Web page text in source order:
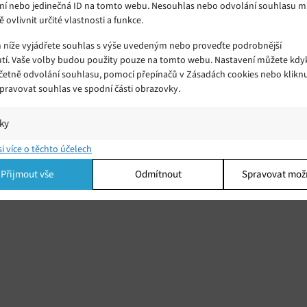
nebo jedinečná ID na tomto webu. Nesouhlas nebo odvolání souhlasu
ovlivnit určité vlastnosti a funkce.
vyjádřete souhlas s výše uvedeným nebo proveďte podrobnější
Vaše volby budou použity pouze na tomto webu. Nastavení můžete
odvolání souhlasu, pomocí přepínačů v Zásadách cookies nebo
souhlas ve spodní části obrazovky.
a/nebo přístup k informacím v zařízení, Porozumění publiku
kombinací údajů z různých zdrojů.
více o těchto účelech
Přijmout vše Odmítnout Spravovat